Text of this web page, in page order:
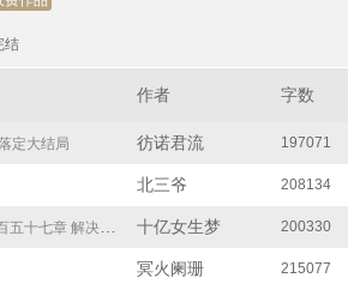
结
作者 字数
定大结局 彷诺君流 197071
北三爷 208134
十七章 解决（结局） 十亿女生梦 200330
冥火阑珊 215077